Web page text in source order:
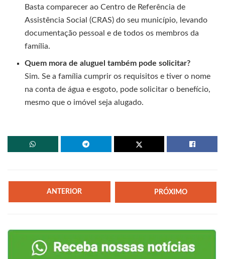
Basta comparecer ao Centro de Referência de
Assistência Social (CRAS) do seu município, levando
documentação pessoal e de todos os membros da
família.
Quem mora de aluguel também pode solicitar?
Sim. Se a família cumprir os requisitos e tiver o nome
na conta de água e esgoto, pode solicitar o benefício,
mesmo que o imóvel seja alugado.
ANTERIOR PRÓXIMO